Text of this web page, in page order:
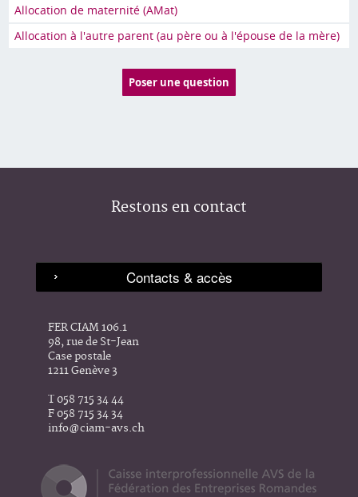
Allocation de maternité (AMat)
Allocation à l'autre parent (au père ou à l'épouse de la mère)
Poser une question
Restons en contact
FER CIAM 106.1
98, rue de St-Jean
Case postale
1211 Genève 3
T 058 715 34 44
F 058 715 34 34
info@ciam-avs.ch